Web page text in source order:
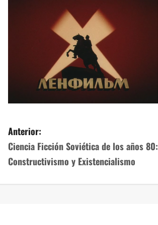
Anterior:
Ciencia Ficción Soviética de los años 80:
Constructivismo y Existencialismo